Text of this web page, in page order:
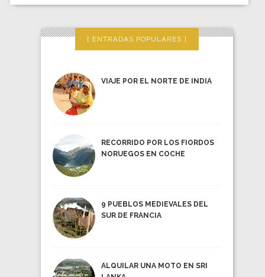
ENTRADAS POPULARES
VIAJE POR EL NORTE DE INDIA
RECORRIDO POR LOS FIORDOS
NORUEGOS EN COCHE
9 PUEBLOS MEDIEVALES DEL
SUR DE FRANCIA
ALQUILAR UNA MOTO EN SRI